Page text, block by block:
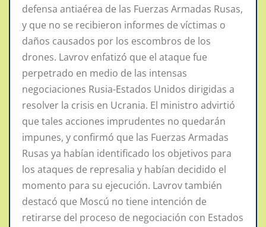
defensa antiaérea de las Fuerzas Armadas Rusas,
y que no se recibieron informes de víctimas o
daños causados por los escombros de los
drones. Lavrov enfatizó que el ataque fue
perpetrado en medio de las intensas
negociaciones Rusia-Estados Unidos dirigidas a
resolver la crisis en Ucrania. El ministro advirtió
que tales acciones imprudentes no quedarán
impunes, y confirmó que las Fuerzas Armadas
Rusas ya habían identificado los objetivos para
los ataques de represalia y habían decidido el
momento para su ejecución. Lavrov también
destacó que Moscú no tiene intención de
retirarse del proceso de negociación con Estados